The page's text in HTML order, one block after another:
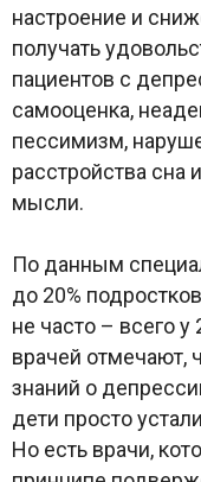
настроение и
получать
пациентов с
самооценка,
пессимизм,
расстройства сна
мысли.
По данным
до 20%
не часто – всего
врачей отмечают,
знаний о
дети просто
Но есть врачи,